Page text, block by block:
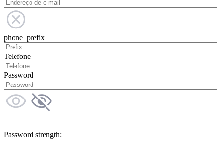
phone_prefix
Telefone
Password
Password strength: